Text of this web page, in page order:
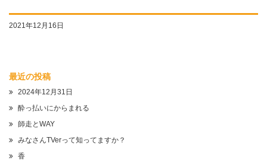
2021年12月16日
最近の投稿
2024年12月31日
酔っ払いにからまれる
師走とWAY
みなさんTVerって知ってますか？
香